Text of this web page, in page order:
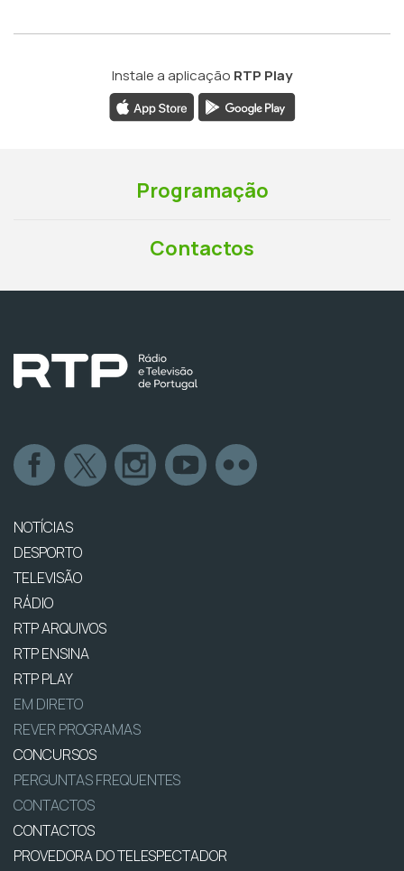
Instale a aplicação RTP Play
Programação
Contactos
NOTÍCIAS
DESPORTO
TELEVISÃO
RÁDIO
RTP ARQUIVOS
RTP ENSINA
RTP PLAY
EM DIRETO
REVER PROGRAMAS
CONCURSOS
PERGUNTAS FREQUENTES
CONTACTOS
CONTACTOS
PROVEDORA DO TELESPECTADOR